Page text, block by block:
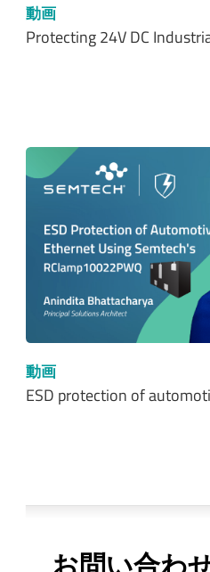
動画
Protecting 24V DC
動画
ESD protection of